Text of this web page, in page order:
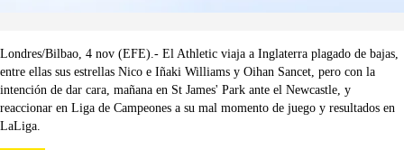
Londres/Bilbao, 4 nov (EFE).- El Athletic viaja a Inglaterra plagado de bajas,
entre ellas sus estrellas Nico e Iñaki Williams y Oihan Sancet, pero con la
intención de dar cara, mañana en St James' Park ante el Newcastle, y
reaccionar en Liga de Campeones a su mal momento de juego y resultados en
LaLiga.